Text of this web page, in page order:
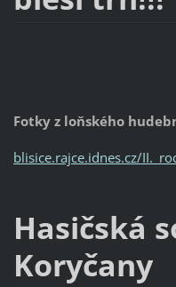
Fotky z loňského
blisice.rajce.idnes.cz/
Hasičská
Koryčany